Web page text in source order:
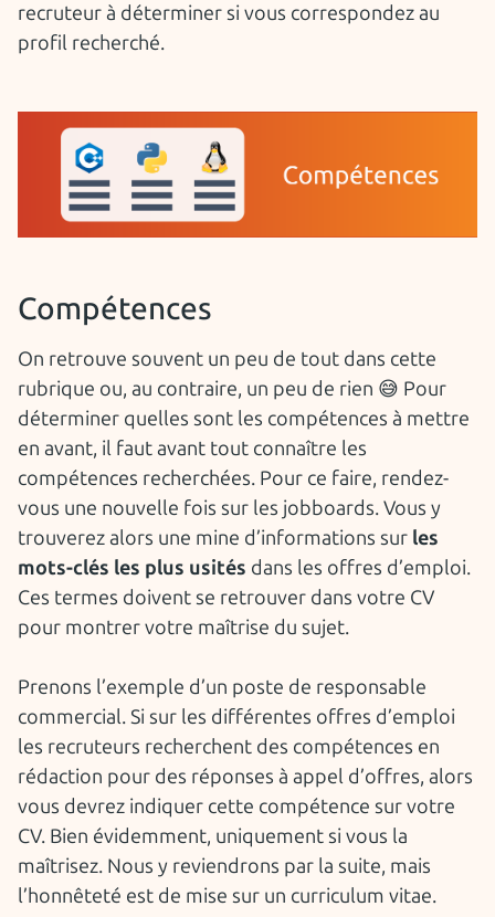
recruteur à déterminer si vous correspondez au
profil recherché.
Compétences
On retrouve souvent un peu de tout dans cette
rubrique ou, au contraire, un peu de rien 😅 Pour
déterminer quelles sont les compétences à mettre
en avant, il faut avant tout connaître les
compétences recherchées. Pour ce faire, rendez-
vous une nouvelle fois sur les jobboards. Vous y
trouverez alors une mine d’informations sur les
mots-clés les plus usités dans les offres d’emploi.
Ces termes doivent se retrouver dans votre CV
pour montrer votre maîtrise du sujet.
Prenons l’exemple d’un poste de responsable
commercial. Si sur les différentes offres d’emploi
les recruteurs recherchent des compétences en
rédaction pour des réponses à appel d’offres, alors
vous devrez indiquer cette compétence sur votre
CV. Bien évidemment, uniquement si vous la
maîtrisez. Nous y reviendrons par la suite, mais
l’honnêteté est de mise sur un curriculum vitae.